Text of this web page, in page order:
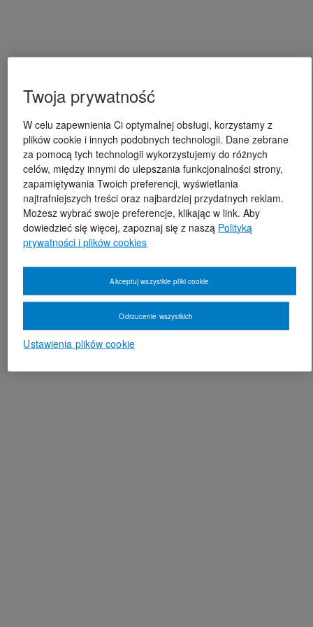
Twoja prywatność
W celu zapewnienia Ci optymalnej obsługi, korzystamy z
plików cookie i innych podobnych technologii. Dane zebrane
za pomocą tych technologii wykorzystujemy do różnych
celów, między innymi do ulepszania funkcjonalności strony,
zapamiętywania Twoich preferencji, wyświetlania
najtrafniejszych treści oraz najbardziej przydatnych reklam.
Możesz wybrać swoje preferencje, klikając w link. Aby
dowiedzieć się więcej, zapoznaj się z naszą Polityką
prywatności i plików cookies
Ustawienia plików cookie
Odrzucenie wszystkich
Akceptuj wszystkie pliki cookie